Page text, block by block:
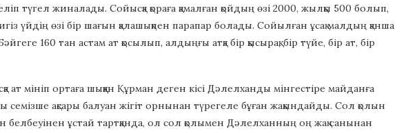
түгел жиналады. Сойысқа қораға қамалған қойдың өзі 2000, жылқы 500 болып,
үйдің өзі бір шағын қалашықпен парапар болады. Сойылған ұсақ малдың қанша
160 тан астам ат қосылып, алдыңғы атқа бір қысырақ, бір түйе, бір ат, бір
ат мініп ортаға шыққан Құрман деген кісі Дәлелханды мінгестіре майданға
ақсары балуан жігіт орнынан түрегеле бұған жақындайды. Сол қолын
ұстай тартқанда, ол сол қолымен Дәлелханның оң жақ санынан